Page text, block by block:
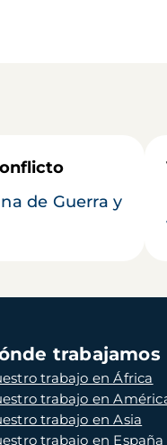
de Guerra y
trabajamos
trabajo en África
trabajo en
trabajo en Asia
trabajo en España